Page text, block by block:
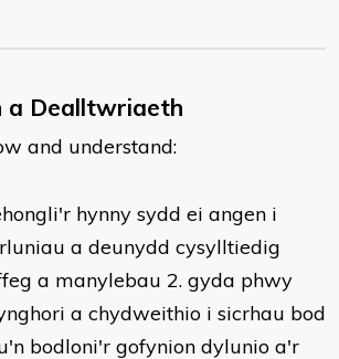
a Dealltwriaeth
and understand:
hynny sydd ei angen i
a deunydd cysylltiedig
a manylebau 2. gyda phwy
a chydweithio i sicrhau bod
bodloni'r gofynion dylunio a'r